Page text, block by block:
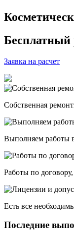
Бесплатный
Заявка на расчет
Собственная
Выполняем работы
Работы по
Есть все
Последние